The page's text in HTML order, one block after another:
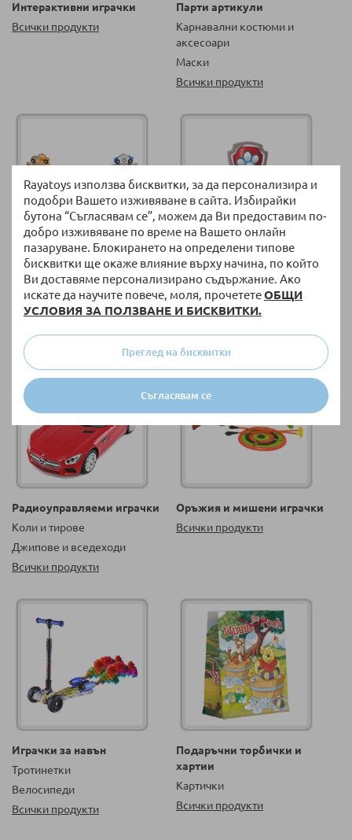
Rayatoys използва бисквитки, за да персонализира и
подобри Вашето изживяване в сайта. Избирайки
бутона “Съгласявам се”, можем да Ви предоставим по-
добро изживяване по време на Вашето онлайн
пазаруване. Блокирането на определени типове
бисквитки ще окаже влияние върху начина, по който
Ви доставяме персонализирано съдържание. Ако
искате да научите повече, моля, прочететеОБЩИ
УСЛОВИЯ ЗА ПОЛЗВАНЕ И БИСКВИТКИ.
Съгласявам се
Преглед на бисквитки
Интерактивни играчки
Всички продукти
Парти артикули
Карнавални костюми и
аксесоари
Маски
Всички продукти
Превозни средства
Коли и мотори
Паркинги за детски колички
Фигури, герои и животни
Лицензирани фигури
Играчки животни
Радиоуправляеми играчки
Коли и тирове
Джипове и вседеходи
Всички продукти
Оръжия и мишени играчки
Всички продукти
Играчки за навън
Тротинетки
Велосипеди
Всички продукти
Подаръчни торбички и
хартии
Картички
Всички продукти